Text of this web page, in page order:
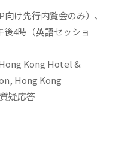
け先行内覧会のみ）、
4時（英語セッショ
Kong Hotel &
Hong Kong
疑応答